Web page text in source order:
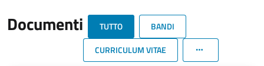
Documenti TUTTO
BANDI
CURRICULUM VITAE